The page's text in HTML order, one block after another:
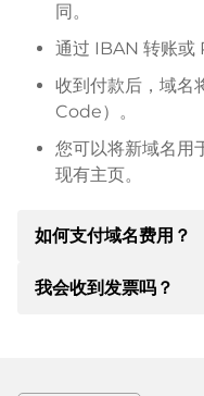
同。
通过 IBAN 转账或
收到付款后，域名
Code）。
您可以将新域名用
现有主页。
如何支付域名费用？
达成协议后，房东将
我会收到发票吗？